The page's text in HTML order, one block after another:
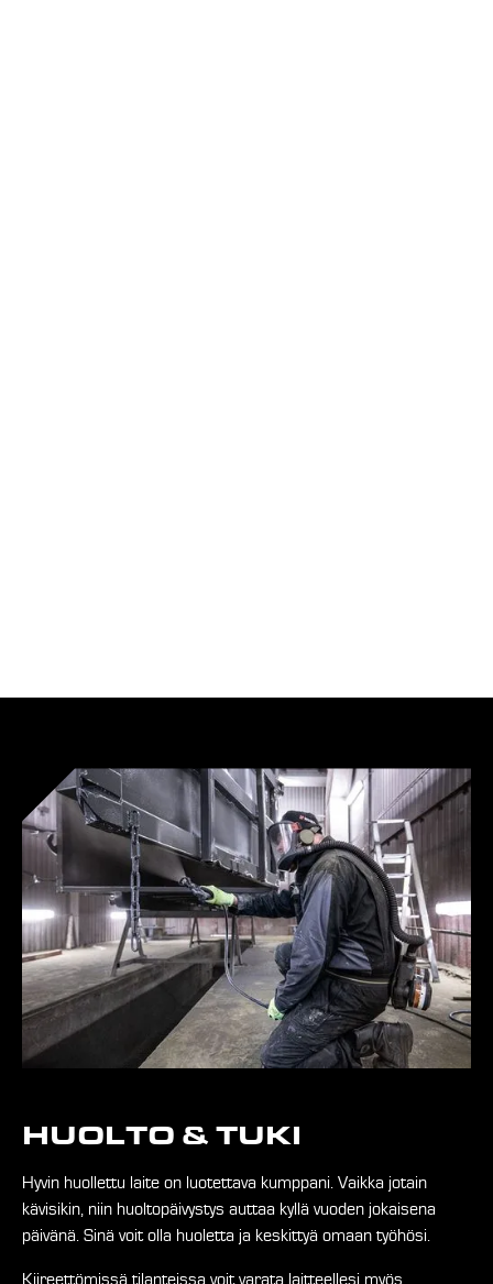
HUOLTO & TUKI
Hyvin huollettu laite on luotettava kumppani. Vaikka jotain
kävisikin, niin huoltopäivystys auttaa kyllä vuoden jokaisena
päivänä. Sinä voit olla huoletta ja keskittyä omaan työhösi.
Kiireettömissä tilanteissa voit varata laitteellesi myös